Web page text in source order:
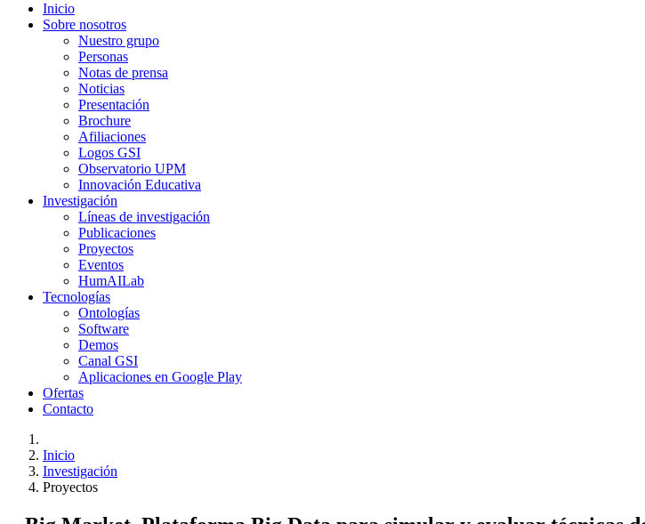
Inicio
Sobre nosotros
Nuestro grupo
Personas
Notas de prensa
Noticias
Presentación
Brochure
Afiliaciones
Logos GSI
Observatorio UPM
Innovación Educativa
Investigación
Líneas de investigación
Publicaciones
Proyectos
Eventos
HumAILab
Tecnologías
Ontologías
Software
Demos
Canal GSI
Aplicaciones en Google Play
Ofertas
Contacto
Inicio
Investigación
Proyectos